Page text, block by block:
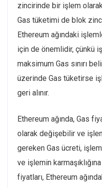
zincirinde bir işlem
Gas tüketimi de blok
Ethereum ağındaki
için de önemlidir, çünkü
maksimum Gas sınırı
üzerinde Gas tüketirse
geri alınır.
Ethereum ağında, Gas
olarak değişebilir ve
gereken Gas ücreti,
ve işlemin
fiyatları, Ethereum